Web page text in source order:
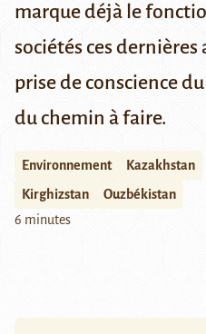
marque déjà le
sociétés ces dernières
prise de conscience
du chemin à faire.
Environnement
Kazakhstan
Kirghizstan
Ouzbékistan
6 minutes